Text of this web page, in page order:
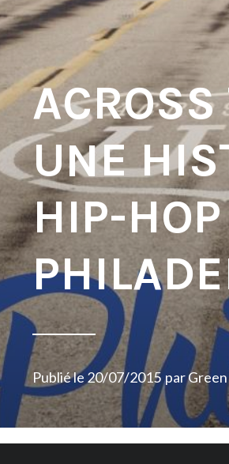
UNE
HIP-
Publié le 20/07/2015 parGreen